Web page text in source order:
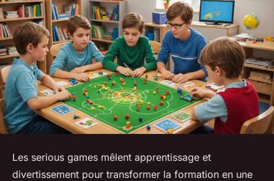
Les serious games mêlent apprentissage et
divertissement pour transformer la formation en une